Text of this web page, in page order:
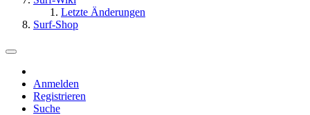
Letzte Änderungen
Surf-Shop
Anmelden
Registrieren
Suche